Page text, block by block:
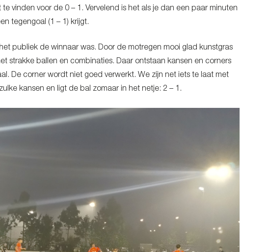
vinden voor de 0 – 1. Vervelend is het als je dan een paar minuten
tegengoal (1 – 1) krijgt.
publiek de winnaar was. Door de motregen mooi glad kunstgras
strakke ballen en combinaties. Daar ontstaan kansen en corners
De corner wordt niet goed verwerkt. We zijn net iets te laat met
kansen en ligt de bal zomaar in het netje: 2 – 1.